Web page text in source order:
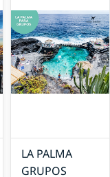
LA PALMA
GRUPOS